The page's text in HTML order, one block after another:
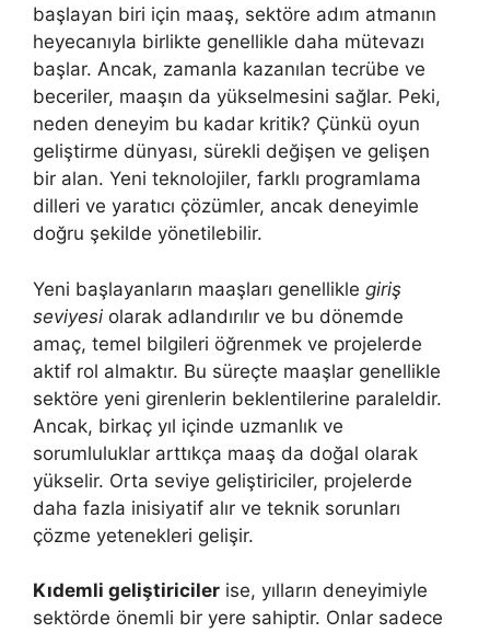
başlayan biri için maaş, sektöre adım atmanın
heyecanıyla birlikte genellikle daha mütevazı
başlar. Ancak, zamanla kazanılan tecrübe ve
beceriler, maaşın da yükselmesini sağlar. Peki,
neden deneyim bu kadar kritik? Çünkü oyun
geliştirme dünyası, sürekli değişen ve gelişen
bir alan. Yeni teknolojiler, farklı programlama
dilleri ve yaratıcı çözümler, ancak deneyimle
doğru şekilde yönetilebilir.
Yeni başlayanların maaşları genellikle giriş
seviyesi olarak adlandırılır ve bu dönemde
amaç, temel bilgileri öğrenmek ve projelerde
aktif rol almaktır. Bu süreçte maaşlar genellikle
sektöre yeni girenlerin beklentilerine paraleldir.
Ancak, birkaç yıl içinde uzmanlık ve
sorumluluklar arttıkça maaş da doğal olarak
yükselir. Orta seviye geliştiriciler, projelerde
daha fazla inisiyatif alır ve teknik sorunları
çözme yetenekleri gelişir.
Kıdemli geliştiriciler ise, yılların deneyimiyle
sektörde önemli bir yere sahiptir. Onlar sadece